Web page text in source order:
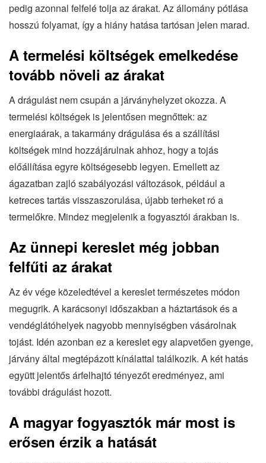
pedig azonnal felfelé tolja az árakat. Az állomány pótlása
hosszú folyamat, így a hiány hatása tartósan jelen marad.
A termelési költségek emelkedése
tovább növeli az árakat
A drágulást nem csupán a járványhelyzet okozza. A
termelési költségek is jelentősen megnőttek: az
energiaárak, a takarmány drágulása és a szállítási
költségek mind hozzájárulnak ahhoz, hogy a tojás
előállítása egyre költségesebb legyen. Emellett az
ágazatban zajló szabályozási változások, például a
ketreces tartás visszaszorulása, újabb terheket ró a
termelőkre. Mindez megjelenik a fogyasztói árakban is.
Az ünnepi kereslet még jobban
felfűti az árakat
Az év vége közeledtével a kereslet természetes módon
megugrik. A karácsonyi időszakban a háztartások és a
vendéglátóhelyek nagyobb mennyiségben vásárolnak
tojást. Idén azonban ez a kereslet egy alapvetően gyenge,
járvány által megtépázott kínálattal találkozik. A két hatás
együtt jelentős árfelhajtó tényezőt eredményez, ami
további drágulást hozott.
A magyar fogyasztók már most is
erősen érzik a hatását